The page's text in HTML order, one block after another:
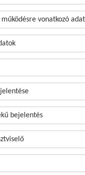
működésre vonatkozó
bejelentés